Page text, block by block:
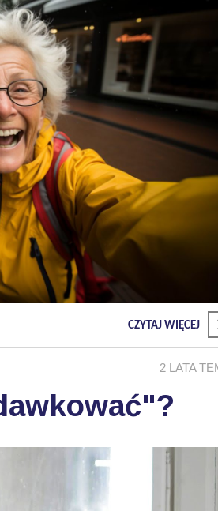
CZYTAJ WIĘCEJ
2 LATA